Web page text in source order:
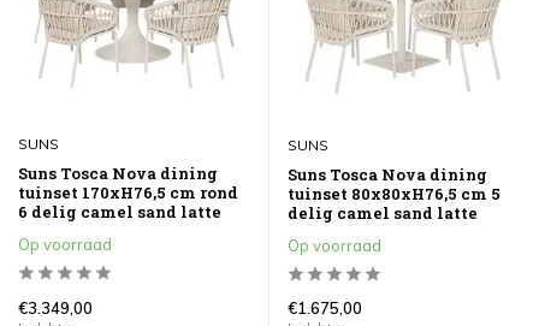
SUNS
Suns Tosca Nova dining
tuinset 170xH76,5 cm rond
6 delig camel sand latte
Op voorraad
€3.349,00
SUNS
Suns Tosca Nova dining
tuinset 80x80xH76,5 cm 5
delig camel sand latte
Op voorraad
€1.675,00